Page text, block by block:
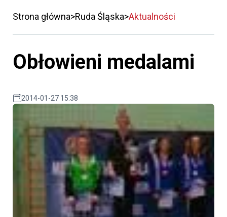
Strona główna Ruda Śląska Aktualności
Obłowieni medalami
2014-01-27 15:38